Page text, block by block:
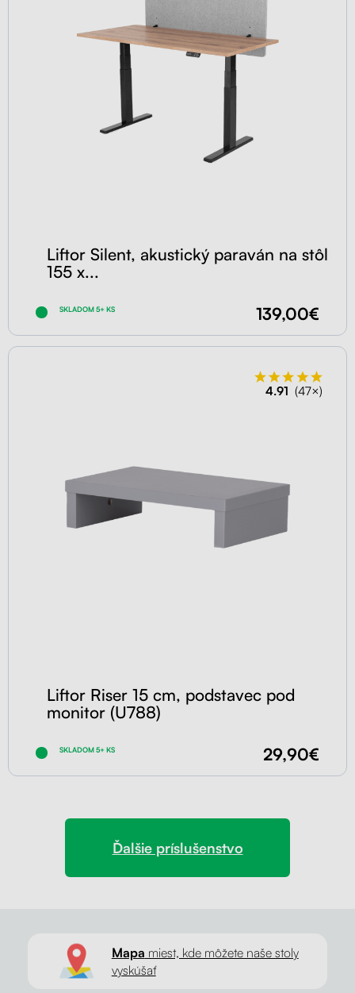
Liftor Silent, akustický paraván na stôl
155 x...
SKLADOM 5+ KS 139,00€
4.91 (47×)
Liftor Riser 15 cm, podstavec pod
monitor (U788)
SKLADOM 5+ KS 29,90€
Ďalšie príslušenstvo
Mapa miest, kde môžete naše stoly
vyskúšať